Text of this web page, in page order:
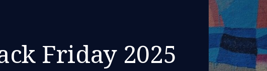
Friday 2025